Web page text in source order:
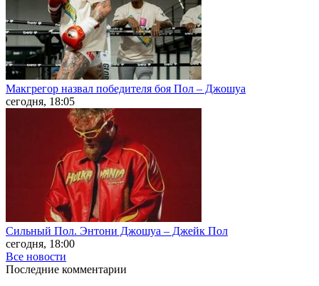
Макгрегор назвал победителя боя Пол – Джошуа
сегодня, 18:05
Сильный Пол. Энтони Джошуа – Джейк Пол
сегодня, 18:00
Все новости
Последние комментарии